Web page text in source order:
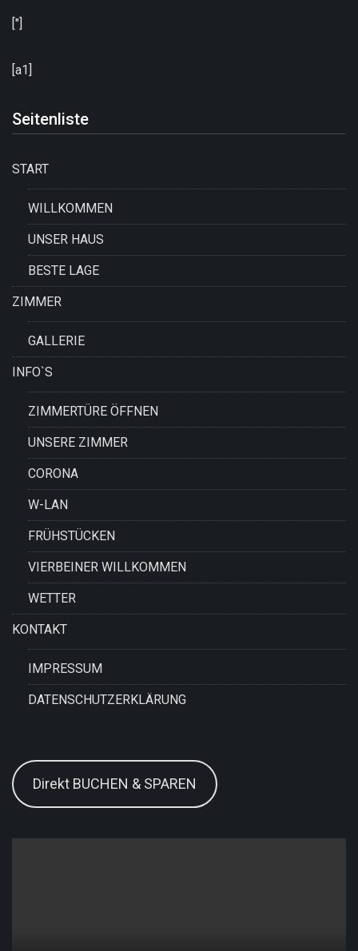
["]
[a1]
Seitenliste
START
WILLKOMMEN
UNSER HAUS
BESTE LAGE
ZIMMER
GALLERIE
INFO`S
ZIMMERTÜRE ÖFFNEN
UNSERE ZIMMER
CORONA
W-LAN
FRÜHSTÜCKEN
VIERBEINER WILLKOMMEN
WETTER
KONTAKT
IMPRESSUM
DATENSCHUTZERKLÄRUNG
Direkt BUCHEN & SPAREN